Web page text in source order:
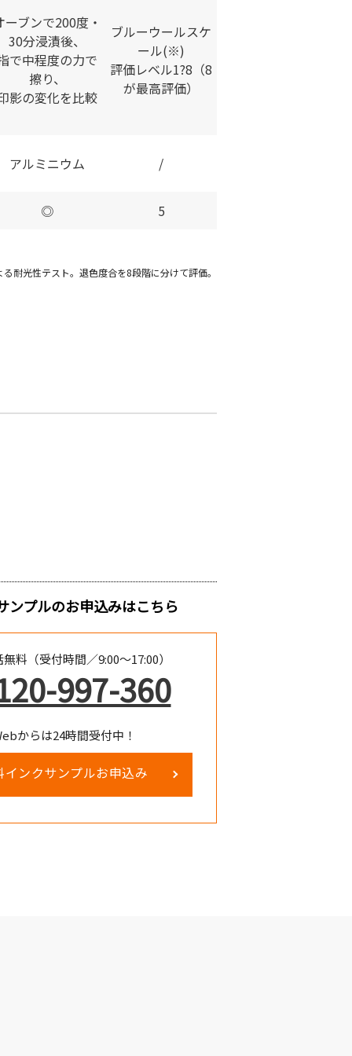
ーブンで200度・
30分浸漬後、
で中程度の力で
擦り、
影の変化を比較
ブルーウールスケ
ール(※)
評価レベル1?8（8
が最高評価）
アルミニウム /
◎ 5
耐光性テスト。退色度合を8段階に分けて評価。
ンプルのお申込みはこちら
料（受付時間／9:00～17:00）
997-360
からは24時間受付中！
インクサンプルお申込み